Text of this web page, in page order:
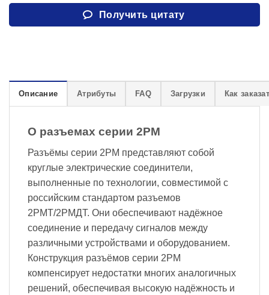
Получить цитату
Описание Атрибуты FAQ Загрузки Как
О разъемах серии 2PM
Разъёмы серии 2PM представляют собой
круглые электрические соединители,
выполненные по технологии, совместимой с
российским стандартом разъемов
2РМТ/2РМДТ. Они обеспечивают надёжное
соединение и передачу сигналов между
различными устройствами и оборудованием.
Конструкция разъёмов серии 2PM
компенсирует недостатки многих аналогичных
решений, обеспечивая высокую надёжность и